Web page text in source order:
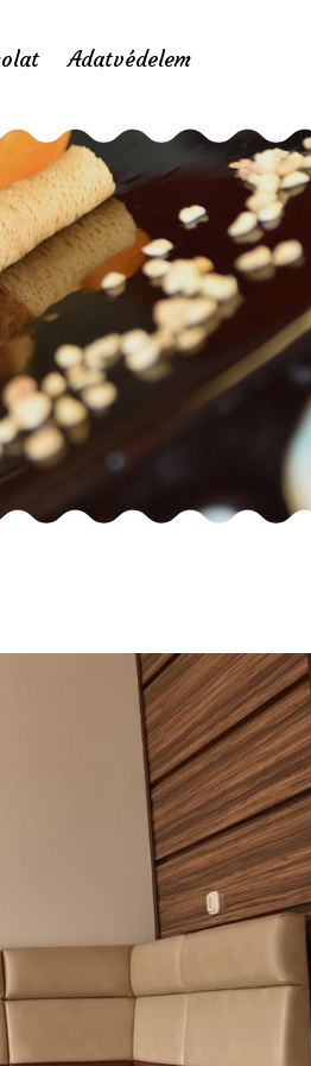
Adatvédelem